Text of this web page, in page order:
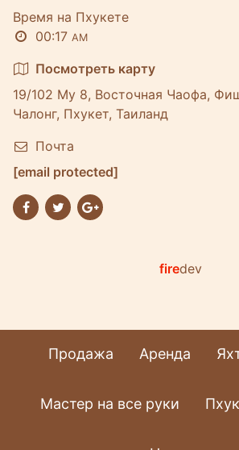
Время на Пхукете
00:17 AM
Посмотреть карту
19/102 Му 8, Восточная Чаофа,
Чалонг, Пхукет, Таиланд
Почта
[email protected]
firedev
Продажа Аренда
Мастер на все руки